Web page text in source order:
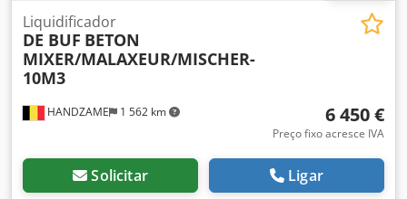
HANDZAME 1 562 km
Liquidificador
DE BUF BETON
MIXER/MALAXEUR/MISCHER-
10M3
6 450 €
Preço fixo acresce IVA
Solicitar Ligar